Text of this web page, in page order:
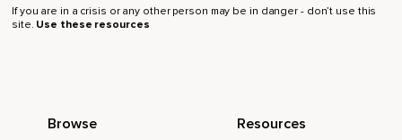
Enorme verte ontdekkend,
If you are in a crisis or any other person may be in danger - don’t use this
site. Use these resources
Browse Resources